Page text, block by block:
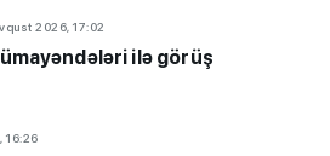
2026, 17:02
ilə görüş
16:26